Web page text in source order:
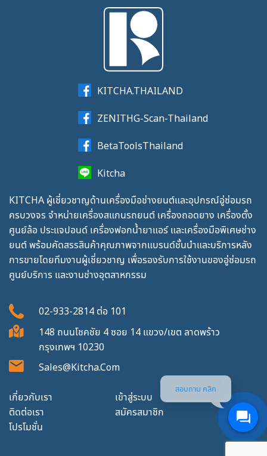
KITCHA.THAILAND
ZENITHG-Scan-Thailand
BetaToolsThailand
Kitcha
KITCHA ผู้เชี่ยวชาญด้านเครื่องมือช่างยนต์และอุปกรณ์อู่ซ่อมรถ
ครบวงจร จำหน่ายเครื่องสแกนรถยนต์ เครื่องถอดยาง เครื่องตั้ง
ศูนย์ล้อ ประแจปอนด์ เครื่องฟอกน้ำยาแอร์ และเครื่องมือพิเศษช่าง
ยนต์ พร้อมคัดสรรสินค้าคุณภาพจากแบรนด์ชั้นนำและบริการหลัง
การขายโดยทีมงานผู้เชี่ยวชาญ เพื่อรองรับการใช้งานของอู่ซ่อมรถ
ศูนย์บริการ และงานช่างอุตสาหกรรม
02-933-2814 ต่อ 101
148 ถนนโชคชัย 4 ซอย 14 แขวง/เขต ลาดพร้าว
กรุงเทพฯ 10230
Sales@kitcha.com
เกี่ยวกับเรา
ติดต่อเรา
โปรโมชั่น
เข้าสู่ระบบ
สมัครสมาชิก
สอบถาม คลิก